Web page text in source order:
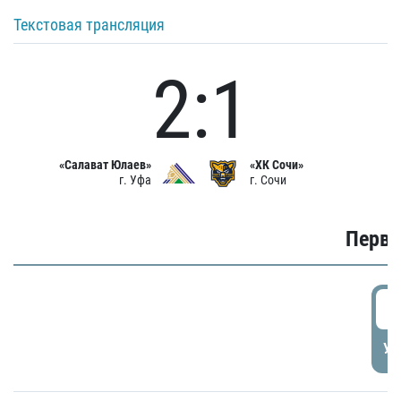
Текстовая трансляция
«Салават Юлаев»
г. Уфа
2:1
«ХК Сочи»
г. Сочи